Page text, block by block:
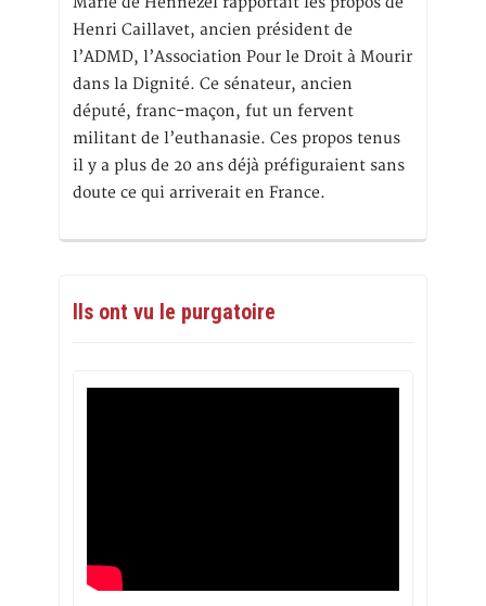
Henri Caillavet, ancien président de
l’ADMD, l’Association Pour le Droit à Mourir
dans la Dignité. Ce sénateur, ancien
député, franc-maçon, fut un fervent
militant de l’euthanasie. Ces propos tenus
il y a plus de 20 ans déjà préfiguraient sans
doute ce qui arriverait en France.
Ils ont vu le purgatoire